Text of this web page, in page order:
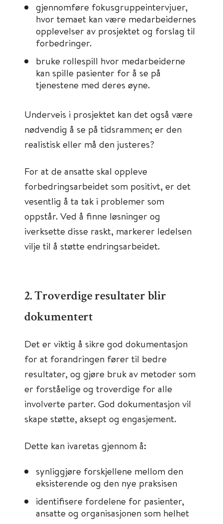
gjennomføre fokusgruppeintervjuer,
hvor temaet kan være medarbeidernes
opplevelser av prosjektet og forslag til
forbedringer.
bruke rollespill hvor medarbeiderne
kan spille pasienter for å se på
tjenestene med deres øyne.
Underveis i prosjektet kan det også være
nødvendig å se på tidsrammen; er den
realistisk eller må den justeres?
For at de ansatte skal oppleve
forbedringsarbeidet som positivt, er det
vesentlig å ta tak i problemer som
oppstår. Ved å finne løsninger og
iverksette disse raskt, markerer ledelsen
vilje til å støtte endringsarbeidet.
2. Troverdige resultater blir
dokumentert
Det er viktig å sikre god dokumentasjon
for at forandringen fører til bedre
resultater, og gjøre bruk av metoder som
er forståelige og troverdige for alle
involverte parter. God dokumentasjon vil
skape støtte, aksept og engasjement.
Dette kan ivaretas gjennom å:
synliggjøre forskjellene mellom den
eksisterende og den nye praksisen
identifisere fordelene for pasienter,
ansatte og organisasjonen som helhet